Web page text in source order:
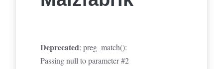
Deprecated: preg_match():
Passing null to parameter #2